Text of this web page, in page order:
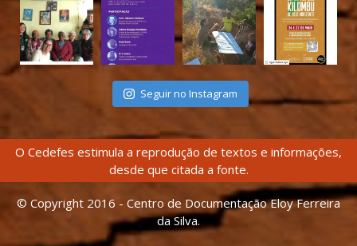
Seguir no Instagram
O Cedefes estimula a reprodução de textos e informações,
desde que citada a fonte.
© Copyright 2016 - Centro de Documentação Eloy Ferreira
da Silva.